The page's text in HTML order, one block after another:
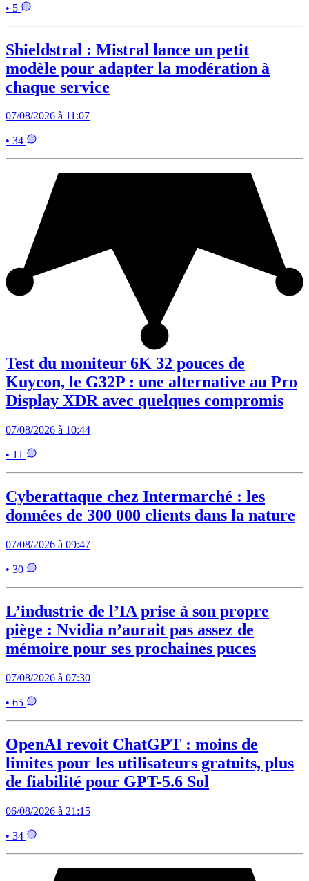
• 5
Shieldstral : Mistral lance un petit
modèle pour adapter la modération à
chaque service
07/08/2026 à 11:07
• 34
Test du moniteur 6K 32 pouces de
Kuycon, le G32P : une alternative au Pro
Display XDR avec quelques compromis
07/08/2026 à 10:44
• 11
Cyberattaque chez Intermarché : les
données de 300 000 clients dans la nature
07/08/2026 à 09:47
• 30
L’industrie de l’IA prise à son propre
piège : Nvidia n’aurait pas assez de
mémoire pour ses prochaines puces
07/08/2026 à 07:30
• 65
OpenAI revoit ChatGPT : moins de
limites pour les utilisateurs gratuits, plus
de fiabilité pour GPT-5.6 Sol
06/08/2026 à 21:15
• 34